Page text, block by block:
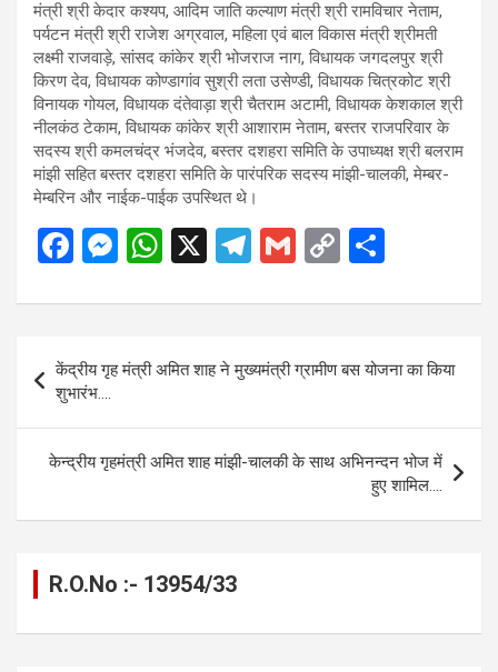
मंत्री श्री केदार कश्यप, आदिम जाति कल्याण मंत्री श्री रामविचार नेताम,
पर्यटन मंत्री श्री राजेश अग्रवाल, महिला एवं बाल विकास मंत्री श्रीमती
लक्ष्मी राजवाड़े, सांसद कांकेर श्री भोजराज नाग, विधायक जगदलपुर श्री
किरण देव, विधायक कोण्डागांव सुश्री लता उसेण्डी, विधायक चित्रकोट श्री
विनायक गोयल, विधायक दंतेवाड़ा श्री चैतराम अटामी, विधायक केशकाल श्री
नीलकंठ टेकाम, विधायक कांकेर श्री आशाराम नेताम, बस्तर राजपरिवार के
सदस्य श्री कमलचंद्र भंजदेव, बस्तर दशहरा समिति के उपाध्यक्ष श्री बलराम
मांझी सहित बस्तर दशहरा समिति के पारंपरिक सदस्य मांझी-चालकी, मेम्बर-
मेम्बरिन और नाईक-पाईक उपस्थित थे।
F
ce
b
o
o
k
M
se
n
g
er
W
at
s
A
p
p
X
T
e
gr
a
m
G
ail
C
py
n
k
ar
Post
navigation
केंद्रीय गृह मंत्री अमित शाह ने मुख्यमंत्री ग्रामीण बस योजना का किया
शुभारंभ….
केन्द्रीय गृहमंत्री अमित शाह मांझी-चालकी के साथ अभिनन्दन भोज में
हुए शामिल….
R.O.No :- 13954/33